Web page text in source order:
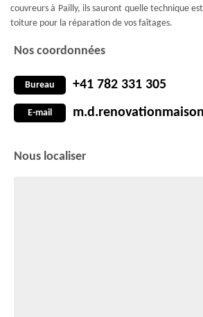
couvreurs à Pailly, ils sauront quelle technique
toiture pour la réparation de vos faîtages.
Nos coordonnées
Bureau +41 782 331 305
E-mail
Nous localiser